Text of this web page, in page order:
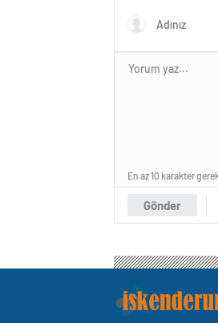
Gönder
En az 10 karakter